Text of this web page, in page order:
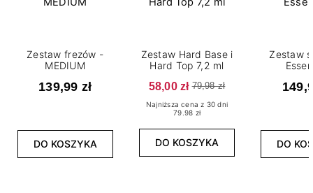
Zestaw frezów -
MEDIUM
139,99 zł
DO KOSZYKA
Zestaw Hard Base i
Hard Top 7,2 ml
58,00 zł 79,98 zł
Najniższa cena z 30 dni
79.98 zł
DO KOSZYKA
Zestaw
DO